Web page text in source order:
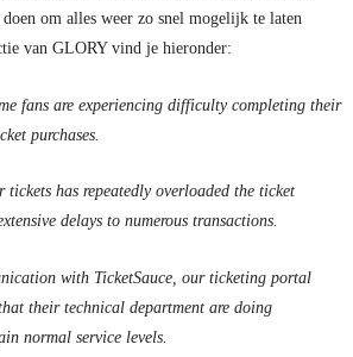
doen om alles weer zo snel mogelijk te laten
van GLORY vind je hieronder:
fans are experiencing difficulty completing their
purchases.
tickets has repeatedly overloaded the ticket
delays to numerous transactions.
with TicketSauce, our ticketing portal
their technical department are doing
normal service levels.